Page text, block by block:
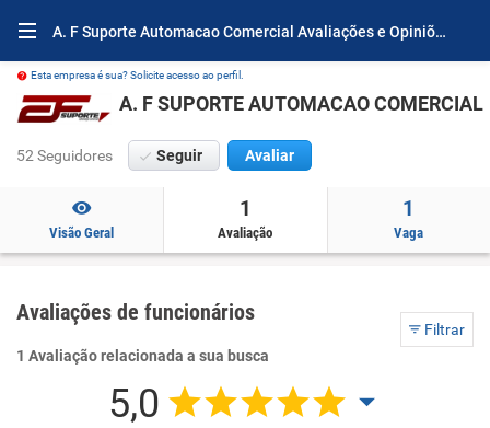
A. F Suporte Automacao Comercial Avaliações e Opiniões
Esta empresa é sua? Solicite acesso ao perfil.
A. F SUPORTE AUTOMACAO COMERCIAL
52 Seguidores Seguir Avaliar
Visão Geral
1
Avaliação
1
Vaga
Avaliações de funcionários
Filtrar
1 Avaliação relacionada a sua busca
5,0